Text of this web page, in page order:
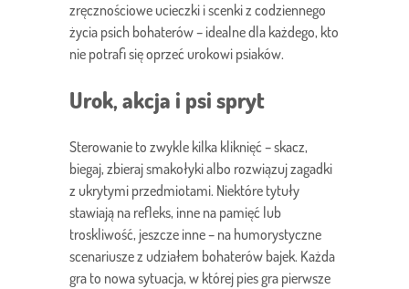
zręcznościowe ucieczki i scenki z codziennego
życia psich bohaterów – idealne dla każdego, kto
nie potrafi się oprzeć urokowi psiaków.
Urok, akcja i psi spryt
Sterowanie to zwykle kilka kliknięć – skacz,
biegaj, zbieraj smakołyki albo rozwiązuj zagadki
z ukrytymi przedmiotami. Niektóre tytuły
stawiają na refleks, inne na pamięć lub
troskliwość, jeszcze inne – na humorystyczne
scenariusze z udziałem bohaterów bajek. Każda
gra to nowa sytuacja, w której pies gra pierwsze